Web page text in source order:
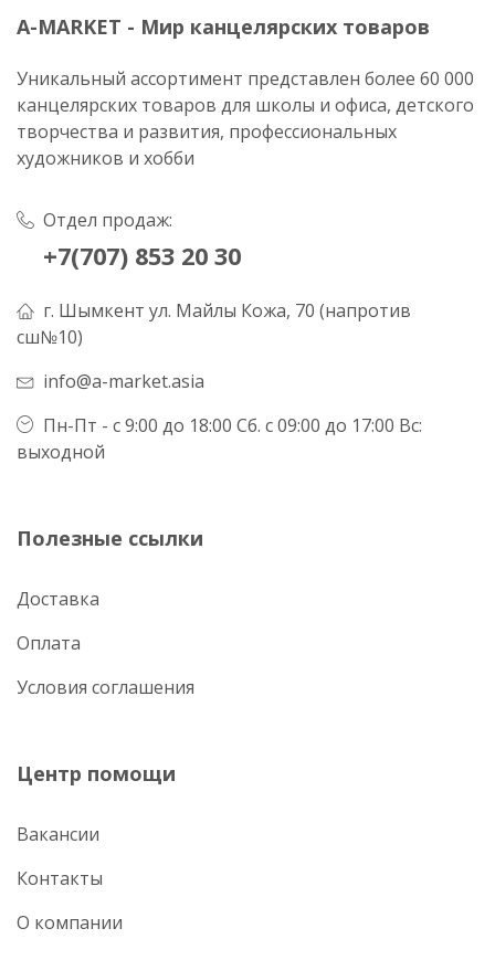
A-MARKET - Мир канцелярских товаров
Уникальный ассортимент представлен более 60 000
канцелярских товаров для школы и офиса, детского
творчества и развития, профессиональных
художников и хобби
Отдел продаж:
+7(707) 853 20 30
г. Шымкент ул. Майлы Кожа, 70 (напротив
сш№10)
info@a-market.asia
Пн-Пт - с 9:00 до 18:00 Сб. с 09:00 до 17:00 Вс:
выходной
Полезные ссылки
Доставка
Оплата
Условия соглашения
Центр помощи
Вакансии
Контакты
О компании